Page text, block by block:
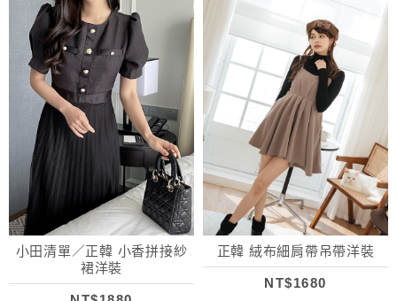
小田清單／正韓 小香拼接紗
裙洋裝
正韓 絨布細肩帶吊帶洋裝
NT$1680